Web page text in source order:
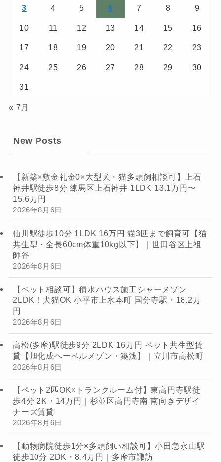
3 4 5 6 7 8 9
10 11 12 13 14 15 16
17 18 19 20 21 22 23
24 25 26 27 28 29 30
31
« 7月
New Posts
【新築×敷金礼金0×大型犬・猫多頭飼相談可】上石
神井駅徒歩8分 練馬区上石神井 1LDK 13.1万円〜
15.6万円
2026年8月6日
仙川駅徒歩10分 1LDK 16万円 猫3匹まで飼育可【猫
共生型・全長60cm体重10kg以下】｜世田谷区上祖
師谷
2026年8月6日
【ペット相談可】積水ハウス施工シャーメゾン
2LDK！犬猫OK 小平市上水本町 国分寺駅・18.2万
円
2026年8月6日
高松(多摩)駅徒歩9分 2LDK 16万円 ペット共生型賃
貸【旭化成ヘーベルメゾン・築浅】｜立川市高松町
2026年8月6日
【ペット2匹OK×トランクルーム付】東高円寺駅徒
歩4分 2K・14万円｜杉並区高円寺南 南向きデザイ
ナーズ賃貸
2026年8月6日
【動物病院徒歩1分×多頭飼い相談可】小田急永山駅
徒歩10分 2DK・8.4万円｜多摩市諏訪